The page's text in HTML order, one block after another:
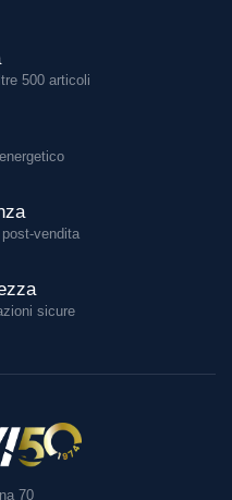
500 articoli
vendita
sicure
70